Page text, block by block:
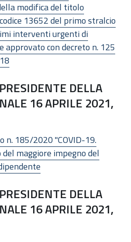
modifica del titolo
13652 del primo stralcio
interventi urgenti di
approvato con decreto n. 125
DELLA
16 APRILE 2021,
n. 185/2020 "COVID-19.
del maggiore impegno del
DELLA
16 APRILE 2021,